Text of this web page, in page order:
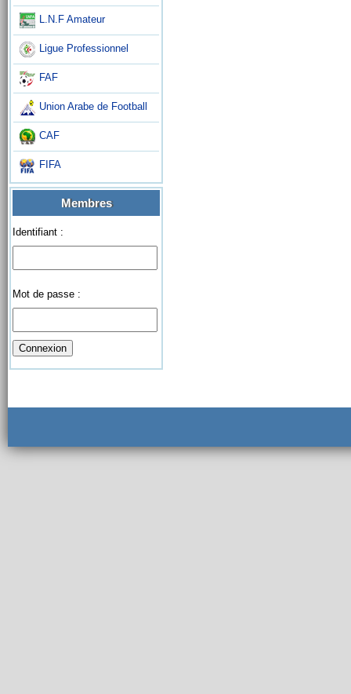
L.N.F Amateur
Ligue Professionnel
FAF
Union Arabe de Football
CAF
FIFA
Membres
Identifiant :
Mot de passe :